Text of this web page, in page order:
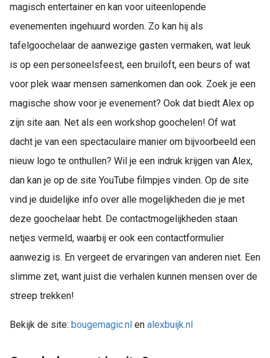
magisch entertainer en kan voor uiteenlopende
evenementen ingehuurd worden. Zo kan hij als
tafelgoochelaar de aanwezige gasten vermaken, wat leuk
is op een personeelsfeest, een bruiloft, een beurs of wat
voor plek waar mensen samenkomen dan ook. Zoek je een
magische show voor je evenement? Ook dat biedt Alex op
zijn site aan. Net als een workshop goochelen! Of wat
dacht je van een spectaculaire manier om bijvoorbeeld een
nieuw logo te onthullen? Wil je een indruk krijgen van Alex,
dan kan je op de site YouTube filmpjes vinden. Op de site
vind je duidelijke info over alle mogelijkheden die je met
deze goochelaar hebt. De contactmogelijkheden staan
netjes vermeld, waarbij er ook een contactformulier
aanwezig is. En vergeet de ervaringen van anderen niet. Een
slimme zet, want juist die verhalen kunnen mensen over de
streep trekken!
Bekijk de site: bougemagic.nl en alexbuijk.nl